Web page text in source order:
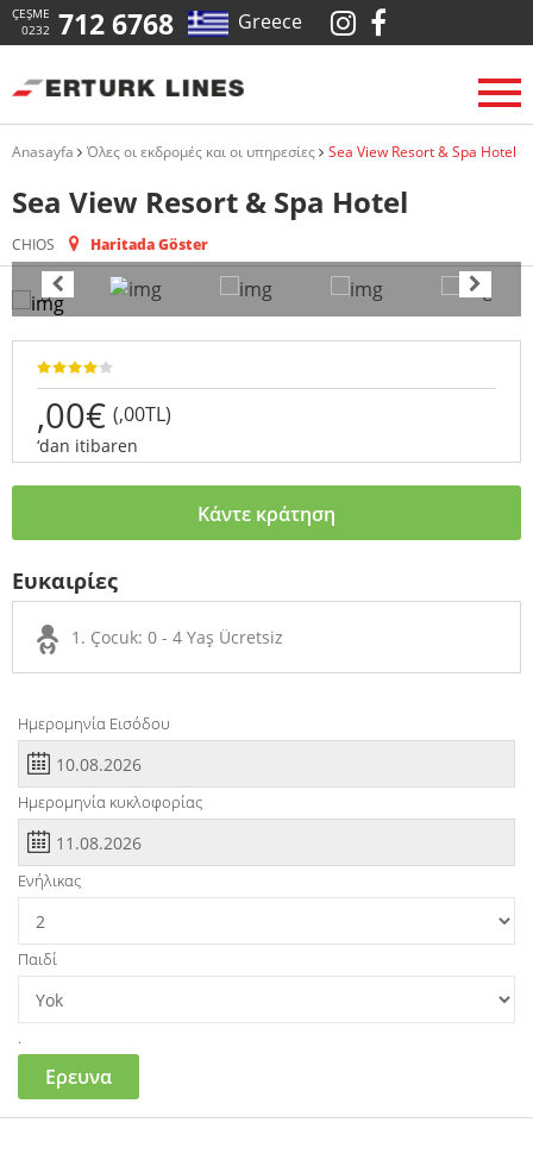
ÇEŞME
0232 712 6768 Greece
Anasayfa Όλες οι εκδρομές και οι υπηρεσίες Sea View Resort & Spa Hotel
Sea View Resort & Spa Hotel
CHIOS Haritada Göster
,00€ (,00TL)
‘dan itibaren
Κάντε κράτηση
Ευκαιρίες
1. Çocuk: 0 - 4 Yaş Ücretsiz
Ημερομηνία Εισόδου
Ημερομηνία κυκλοφορίας
Ενήλικας
Παιδί
.
Ερευνα